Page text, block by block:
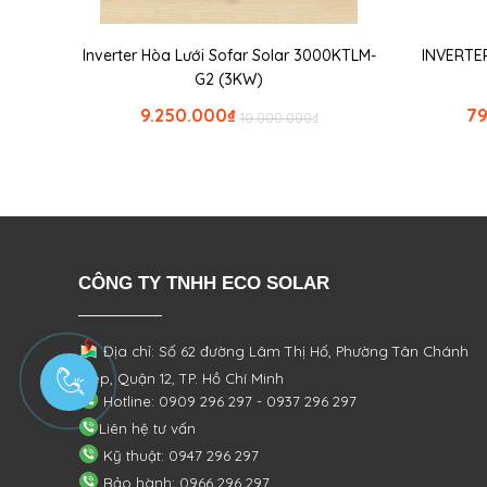
Inverter Hòa Lưới Sofar Solar 3000KTLM-
G2 (3KW)
₫
10.000.000
₫
9.250.000
CÔNG TY TNHH ECO SOLAR
Địa chỉ: Số 62 đường Lâm Thị Hố, PhườngTân Chánh
Hiệp, Quận 12, TP. Hồ Chí Minh
Hotline: 0909 296 297 - 0937 296 297
Liên hệ tư vấn
Kỹ thuật: 0947 296 297
Bảo hành: 0966 296 297